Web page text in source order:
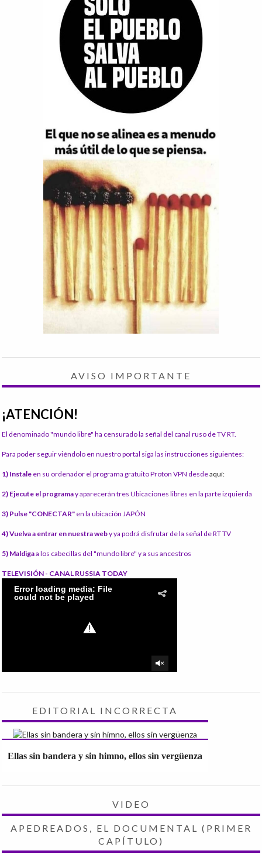
AVISO IMPORTANTE
¡ATENCIÓN!
El denominado "mundo libre" ha censurado la señal del canal ruso de TV RT.
Para poder seguir viéndolo en nuestro portal siga las instrucciones siguientes:
1) Instale en su ordenador el programa gratuito Proton VPN desdeaquí:
2) Ejecute el programay aparecerán tres Ubicaciones libres en la parte izquierda
3) Pulse "CONECTAR" en la ubicación JAPÓN
4) Vuelva a entrar en nuestra weby ya podrá disfrutar de la señal de RT TV
5) Maldigaa los cabecillas del "mundo libre" y a sus ancestros
TELEVISIÓN - CANAL RUSSIA TODAY
EDITORIAL INCORRECTA
Ellas sin bandera y sin himno, ellos sin vergüenza
VIDEO
APEDREADOS, EL DOCUMENTAL (PRIMER
CAPÍTULO)